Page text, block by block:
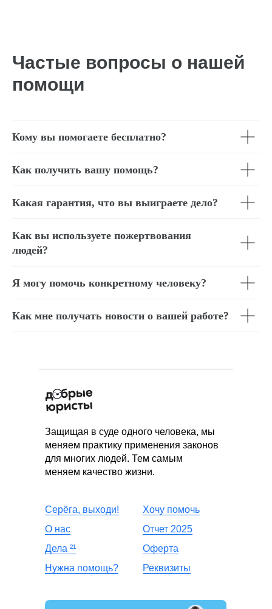
Частые вопросы о нашей
помощи
Кому вы помогаете бесплатно?
Как получить вашу помощь?
Какая гарантия, что вы выиграете дело?
Как вы используете пожертвования
людей?
Я могу помочь конкретному человеку?
Как мне получать новости о вашей работе?
Защищая в суде одного человека, мы
меняем практику применения законов
для многих людей. Тем самым
меняем качество жизни.
Серёга, выходи!
О нас
Дела ²¹
Нужна помощь?
Хочу помочь
Отчет 2025
Оферта
Реквизиты